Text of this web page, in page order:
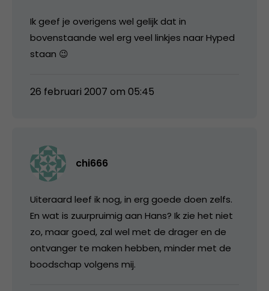
Ik geef je overigens wel gelijk dat in
bovenstaande wel erg veel linkjes naar Hyped
staan 😉
26 februari 2007 om 05:45
chi666
Uiteraard leef ik nog, in erg goede doen zelfs.
En wat is zuurpruimig aan Hans? Ik zie het niet
zo, maar goed, zal wel met de drager en de
ontvanger te maken hebben, minder met de
boodschap volgens mij.